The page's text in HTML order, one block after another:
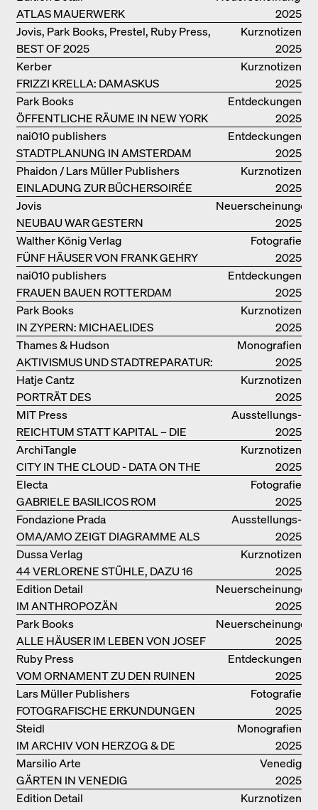
ATLAS MAUERWERK
2025
Kurznotizen
BEST OF 2025
Jovis, Park Books, Prestel, Ruby Press,
Scheidegger Spiess, Steidl, Thames &
Hudson, Walther König
2025
Kurznotizen
FRIZZI KRELLA: DAMASKUS
Kerber
2025
Entdeckungen
ÖFFENTLICHE RÄUME IN NEW YORK
Park Books
2025
Entdeckungen
STADTPLANUNG IN AMSTERDAM
nai010 publishers
2025
Kurznotizen
EINLADUNG ZUR BÜCHERSOIRÉE
Phaidon / Lars Müller Publishers
2025
Neuerscheinungen
NEUBAU WAR GESTERN
Jovis
2025
Fotografie
FÜNF HÄUSER VON FRANK GEHRY
Walther König Verlag
2025
Entdeckungen
FRAUEN BAUEN ROTTERDAM
nai010 publishers
2025
Kurznotizen
IN ZYPERN: MICHAELIDES
RESIDENCE
Park Books
2025
Monografien
AKTIVISMUS UND STADTREPARATUR:
ASSEMBLE
Thames & Hudson
2025
Kurznotizen
PORTRÄT DES
PRODUKTIONSGEBÄUDES THE PLUS
DER BJARKE INGELS GROUP
Hatje Cantz
2025
Ausstellungs­
kataloge
REICHTUM STATT KAPITAL – DIE
ARCHITEKTUR VON ANUPAMA
KUNDOO
MIT Press
2025
Kurznotizen
CITY IN THE CLOUD - DATA ON THE
GROUND
ArchiTangle
2025
Fotografie
GABRIELE BASILICOS ROM
Electa
2025
Ausstellungs­
kataloge
OMA/AMO ZEIGT DIAGRAMME ALS
NARRATIVE DER ERKENNTNIS
Fondazione Prada
2025
Kurznotizen
44 VERLORENE STÜHLE, DAZU 16
SOFAS UND BÄNKE
Dussa Verlag
2025
Neuerscheinungen
IM ANTHROPOZÄN
Edition Detail
2025
Neuerscheinungen
ALLE HÄUSER IM LEBEN VON JOSEF
FRANK
Park Books
2025
Entdeckungen
VOM ORNAMENT ZU DEN RUINEN
DES ALLTAGS
Ruby Press
2025
Fotografie
FOTOGRAFISCHE ERKUNDUNGEN
VON DENISE SCOTT BROWN
Lars Müller Publishers
2025
Monografien
IM ARCHIV VON HERZOG & DE
MEURON
Steidl
2025
Venedig
GÄRTEN IN VENEDIG
Marsilio Arte
2025
Kurznotizen
Edition Detail